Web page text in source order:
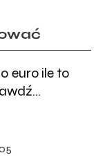
euro ile to